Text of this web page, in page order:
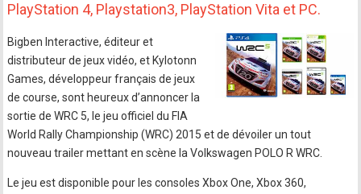
PlayStation 4, Playstation3, PlayStation Vita et PC.
Bigben Interactive, éditeur et
distributeur de jeux vidéo, et Kylotonn
Games, développeur français de jeux
de course, sont heureux d’annoncer la
sortie de WRC 5, le jeu officiel du FIA
World Rally Championship (WRC) 2015 et de dévoiler un tout
nouveau trailer mettant en scène la Volkswagen POLO R WRC.
Le jeu est disponible pour les consoles Xbox One, Xbox 360,